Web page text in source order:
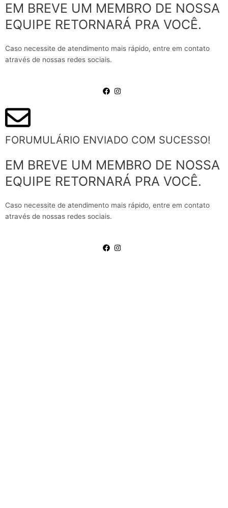
EM BREVE UM MEMBRO DE NOSSA
EQUIPE RETORNARÁ PRA VOCÊ.
Caso necessite de atendimento mais rápido, entre em contato
através de nossas redes sociais.
FORUMULÁRIO ENVIADO COM SUCESSO!
EM BREVE UM MEMBRO DE NOSSA
EQUIPE RETORNARÁ PRA VOCÊ.
Caso necessite de atendimento mais rápido, entre em contato
através de nossas redes sociais.